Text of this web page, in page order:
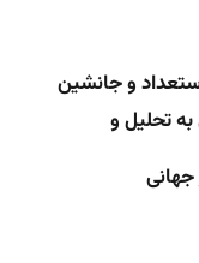
و جانشین
تحلیل و